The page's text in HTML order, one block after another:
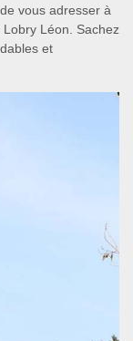
vous adresser à
Léon. Sachez
et